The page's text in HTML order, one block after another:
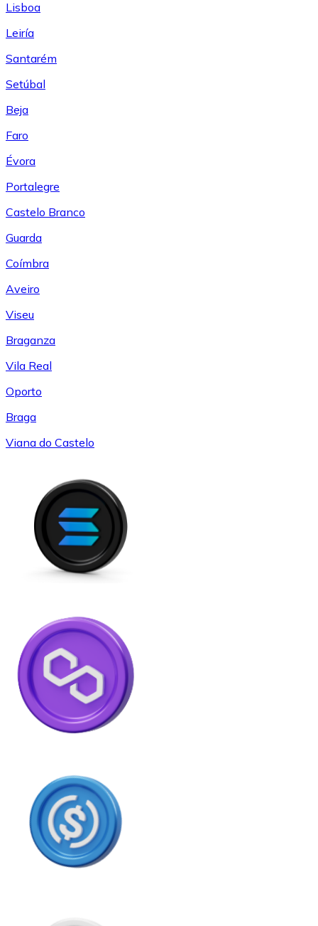
Lisboa
Leiría
Santarém
Setúbal
Beja
Faro
Évora
Portalegre
Castelo Branco
Guarda
Coímbra
Aveiro
Viseu
Braganza
Vila Real
Oporto
Braga
Viana do Castelo